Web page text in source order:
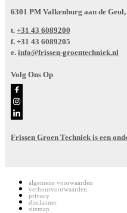
6301 PM Valkenburg aan de
t. +31 43 6089200
f. +31 43 6089205
e. info@frissen-groentechniek.nl
Volg Ons Op
Frissen Groen Techniek is een
algemene voorwaarden
verhuurvoorwaarden
privacy
disclaimer
sitemap